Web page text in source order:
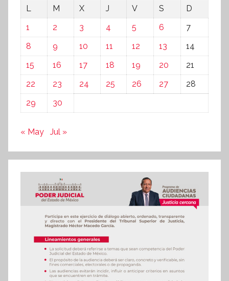
L
M X J V S
D
1
2 3 4 5 6
7
8
9 10 11 12 13
14
15
16 17 18 19 20
21
22
23 24 25 26 27
28
29
30
« May Jul »